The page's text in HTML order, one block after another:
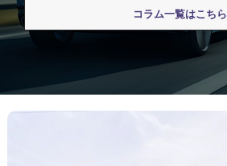
コラム一覧はこちら